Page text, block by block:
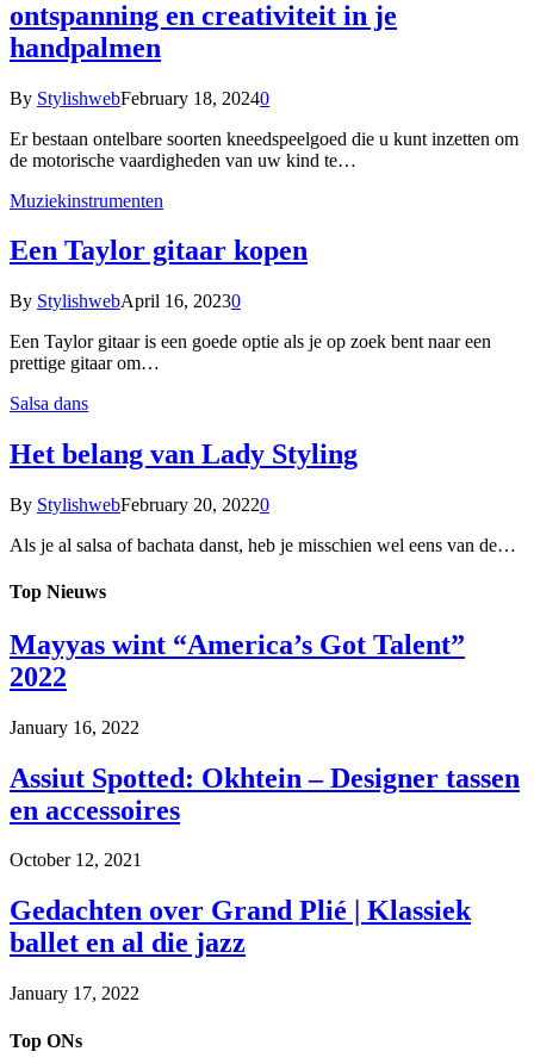
ontspanning en creativiteit in je
handpalmen
By StylishwebFebruary 18, 20240
Er bestaan ontelbare soorten kneedspeelgoed die u kunt inzetten om
de motorische vaardigheden van uw kind te…
Muziekinstrumenten
Een Taylor gitaar kopen
By StylishwebApril 16, 20230
Een Taylor gitaar is een goede optie als je op zoek bent naar een
prettige gitaar om…
Salsa dans
Het belang van Lady Styling
By StylishwebFebruary 20, 20220
Als je al salsa of bachata danst, heb je misschien wel eens van de…
Top Nieuws
Mayyas wint “America’s Got Talent”
2022
January 16, 2022
Assiut Spotted: Okhtein – Designer tassen
en accessoires
October 12, 2021
Gedachten over Grand Plié | Klassiek
ballet en al die jazz
January 17, 2022
Top ONs